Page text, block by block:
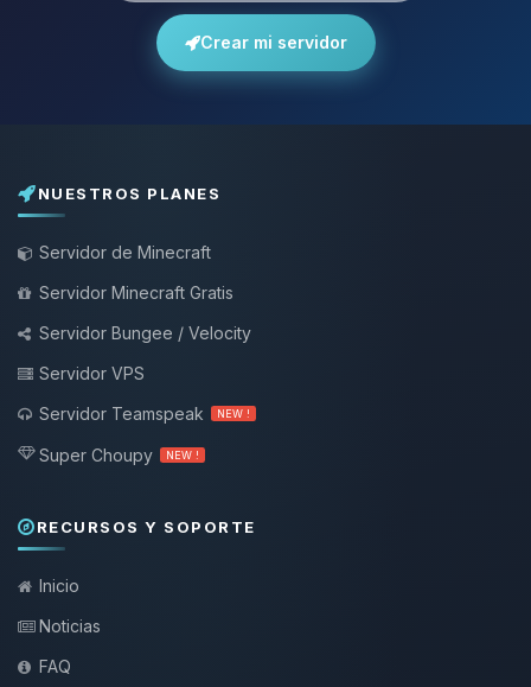
Crear mi servidor
NUESTROS PLANES
Servidor de Minecraft
Servidor Minecraft Gratis
Servidor Bungee / Velocity
Servidor VPS
Servidor Teamspeak
NEW !
Super Choupy NEW !
RECURSOS Y SOPORTE
Inicio
Noticias
FAQ